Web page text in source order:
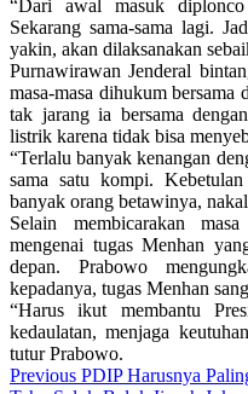
“Dari awal masuk
Sekarang sama-sama lagi.
yakin, akan dilaksanakan
Purnawirawan Jenderal
masa-masa dihukum bersama
tak jarang ia bersama
listrik karena tidak bisa
“Terlalu banyak kenangan
sama satu kompi.
banyak orang betawinya,
Selain membicarakan
mengenai tugas Menhan
depan. Prabowo
kepadanya, tugas Menhan
“Harus ikut membantu
kedaulatan, menjaga
tutur Prabowo.
Post
Previous PDIP Harusnya